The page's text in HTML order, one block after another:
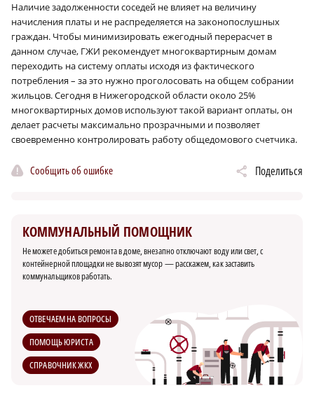
Наличие задолженности соседей не влияет на величину
начисления платы и не распределяется на законопослушных
граждан. Чтобы минимизировать ежегодный перерасчет в
данном случае, ГЖИ рекомендует многоквартирным домам
переходить на систему оплаты исходя из фактического
потребления – за это нужно проголосовать на общем собрании
жильцов. Сегодня в Нижегородской области около 25%
многоквартирных домов используют такой вариант оплаты, он
делает расчеты максимально прозрачными и позволяет
своевременно контролировать работу общедомового счетчика.
Сообщить об ошибке Поделиться
КОММУНАЛЬНЫЙ ПОМОЩНИК
Не можете добиться ремонта в доме, внезапно отключают воду или свет, с
контейнерной площадки не вывозят мусор — расскажем, как заставить
коммунальщиков работать.
ОТВЕЧАЕМ НА ВОПРОСЫ
ПОМОЩЬ ЮРИСТА
СПРАВОЧНИК ЖКХ